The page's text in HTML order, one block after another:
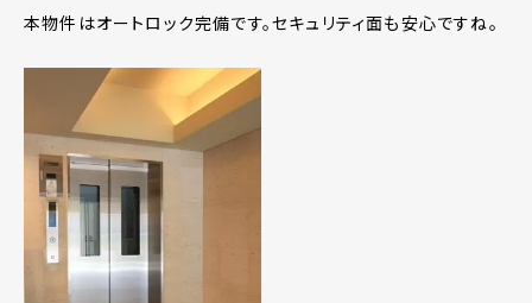
本物件はオートロック完備です。セキュリティ面も安心ですね。